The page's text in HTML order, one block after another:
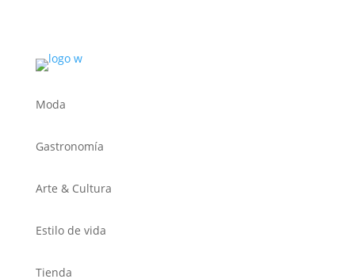
Moda
Gastronomía
Arte & Cultura
Estilo de vida
Tienda